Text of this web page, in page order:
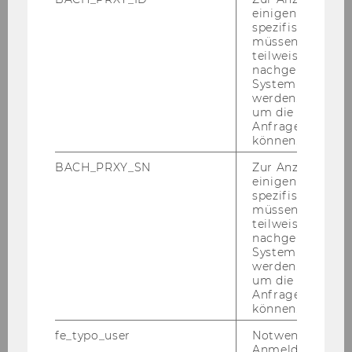
via MS Teams
Cor­ne­lia.Ber­
), you will re­cei­ve the MS Teams
link for the We­bi­nar which can be ope­ned di­
rect­ly from your web brow­ser wit­hout ha­ving to
Alek­san­der Berent­sen is one of the lea­ding
scholars world­wi­de in the fields of mo­ne­ta­ry
theo­ry and cryp­to­eco­no­mics. His cur­rent re­se­
arch focus is dis­tri­bu­t­ed led­ger tech­no­lo­gy
(DLT), Block­chain and Cryp­to­as­sets, and mo­ne­
ta­ry po­li­cy in­stru­ments such as ne­ga­ti­ve in­te­
rest rates or ba­lan­ce sheet po­li­ci­es. He is a re­
se­arch fel­low at the Fe­deral Re­ser­ve Bank of St.
Louis and a tech­ni­cal ad­vi­sor for the Bank for
In­ter­na­tio­nal Sett­le­ments in Basel. He pu­
einigen WU-
spezifischen
müssen
teilweise von
nachgelagerten
System
werden.
um die Antwort
Anfrage
können.
BACH_PRXY_SN
Zur Anzeige von
einigen WU-
spezifischen
müssen
teilweise von
nachgelagerten
System
werden.
um die Antwort
Anfrage
können.
fe_typo_user
Notwendig für